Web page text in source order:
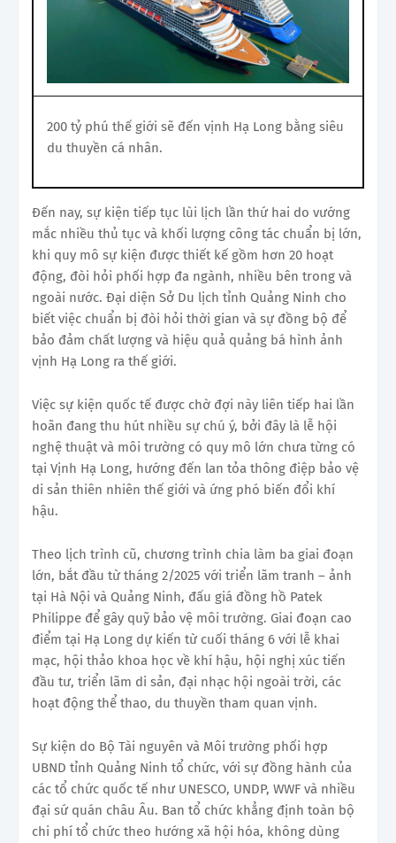
200 tỷ phú thế giới sẽ đến vịnh Hạ Long bằng siêu
du thuyền cá nhân.
Đến nay, sự kiện tiếp tục lùi lịch lần thứ hai do vướng
mắc nhiều thủ tục và khối lượng công tác chuẩn bị lớn,
khi quy mô sự kiện được thiết kế gồm hơn 20 hoạt
động, đòi hỏi phối hợp đa ngành, nhiều bên trong và
ngoài nước. Đại diện Sở Du lịch tỉnh Quảng Ninh cho
biết việc chuẩn bị đòi hỏi thời gian và sự đồng bộ để
bảo đảm chất lượng và hiệu quả quảng bá hình ảnh
vịnh Hạ Long ra thế giới.
Việc sự kiện quốc tế được chờ đợi này liên tiếp hai lần
hoãn đang thu hút nhiều sự chú ý, bởi đây là lễ hội
nghệ thuật và môi trường có quy mô lớn chưa từng có
tại Vịnh Hạ Long, hướng đến lan tỏa thông điệp bảo vệ
di sản thiên nhiên thế giới và ứng phó biến đổi khí
hậu.
Theo lịch trình cũ, chương trình chia làm ba giai đoạn
lớn, bắt đầu từ tháng 2/2025 với triển lãm tranh – ảnh
tại Hà Nội và Quảng Ninh, đấu giá đồng hồ Patek
Philippe để gây quỹ bảo vệ môi trường. Giai đoạn cao
điểm tại Hạ Long dự kiến từ cuối tháng 6 với lễ khai
mạc, hội thảo khoa học về khí hậu, hội nghị xúc tiến
đầu tư, triển lãm di sản, đại nhạc hội ngoài trời, các
hoạt động thể thao, du thuyền tham quan vịnh.
Sự kiện do Bộ Tài nguyên và Môi trường phối hợp
UBND tỉnh Quảng Ninh tổ chức, với sự đồng hành của
các tổ chức quốc tế như UNESCO, UNDP, WWF và nhiều
đại sứ quán châu Âu. Ban tổ chức khẳng định toàn bộ
chi phí tổ chức theo hướng xã hội hóa, không dùng